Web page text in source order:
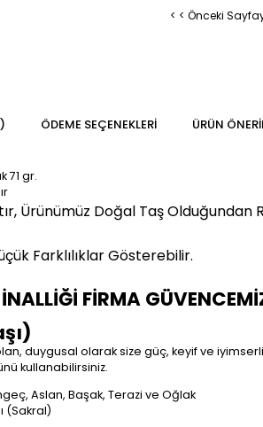
< < Önceki
ÖDEME SEÇENEKLERI ÜRÜN
71 gr.
Ürünümüz Doğal Taş Olduğundan
Farklılıklar Gösterebilir.
FİRMA
duygusal olarak size güç, keyif ve
kullanabilirsiniz.
Aslan, Başak, Terazi ve Oğlak
(Sakral)